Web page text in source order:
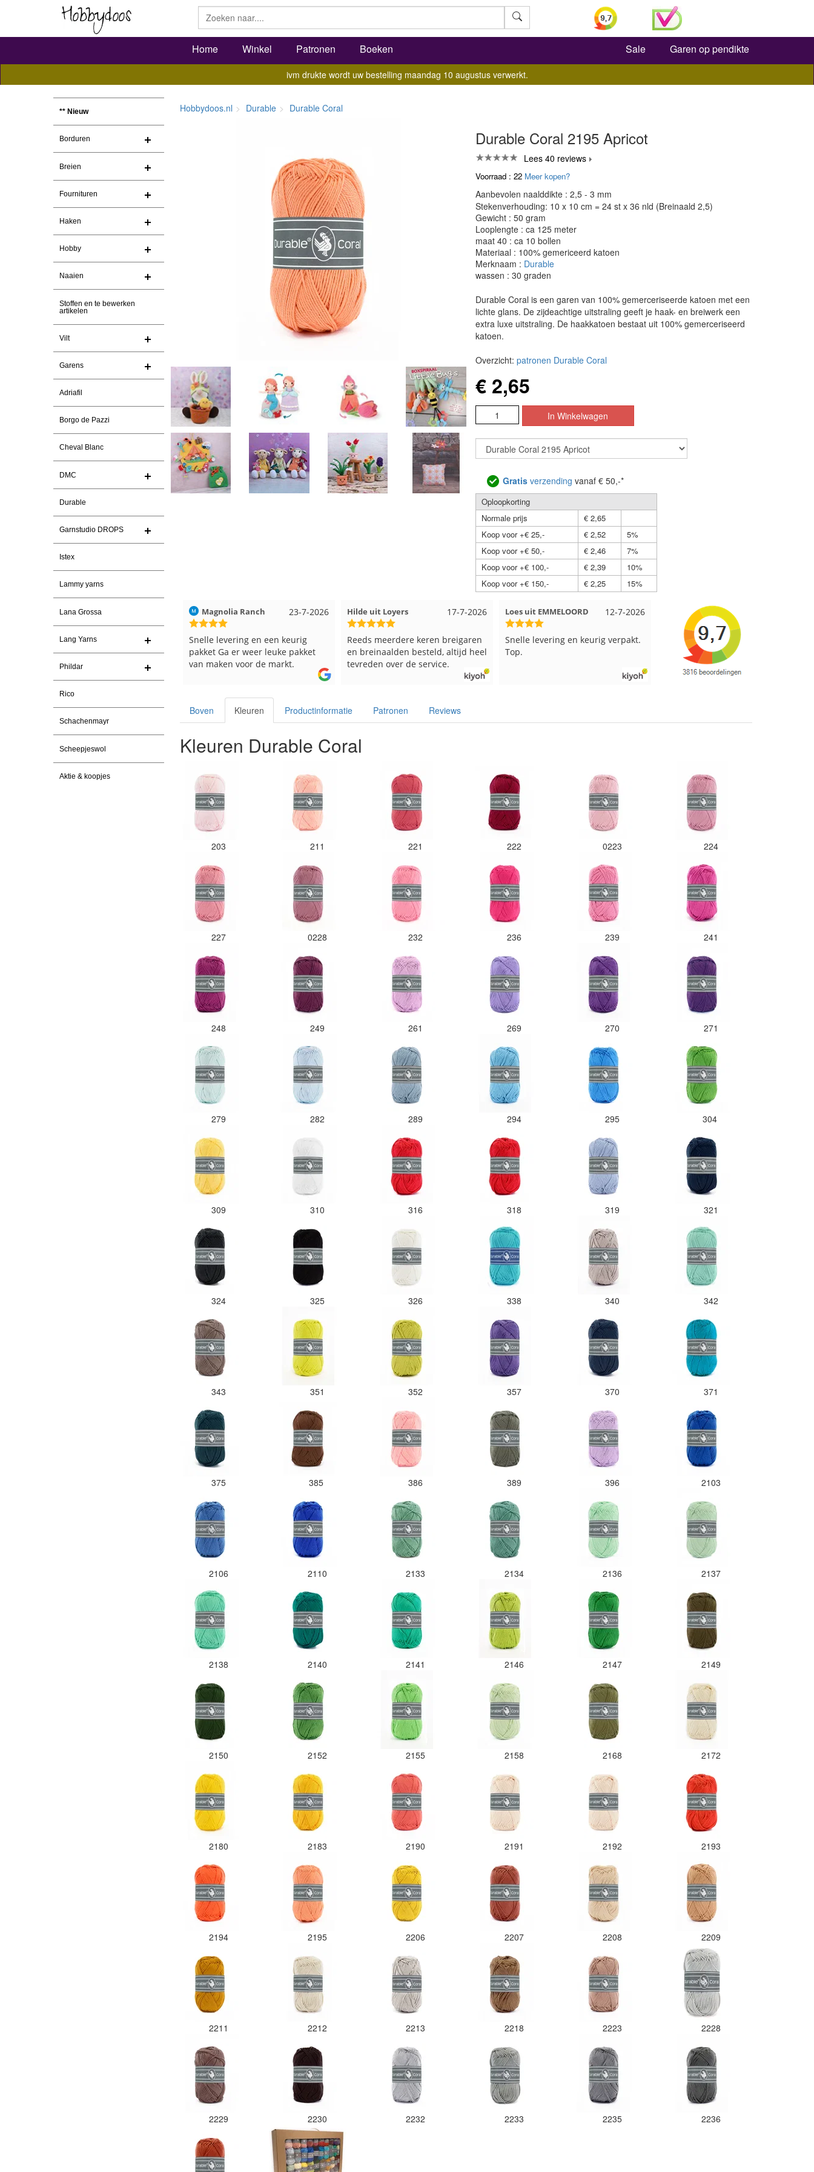
Zoeken
Home Winkel Patronen Boeken Sale Garen op pendikte
ivm drukte wordt uw bestelling maandag 10 augustus verwerkt.
** Nieuw
Borduren
Breien
Fournituren
Haken
Hobby
Naaien
Stoffen en te bewerken
artikelen
Vilt
Garens
Adriafil
Borgo de Pazzi
Cheval Blanc
DMC
Durable
Garnstudio DROPS
Istex
Lammy yarns
Lana Grossa
Lang Yarns
Phildar
Rico
Schachenmayr
Scheepjeswol
Aktie & koopjes
Hobbydoos.nl Durable Durable Coral
Durable Coral 2195 Apricot
Lees 40 reviews
Voorraad : 22 Meer kopen?
Aanbevolen naalddikte : 2,5 - 3 mm
Stekenverhouding: 10 x 10 cm = 24 st x 36 nld (Breinaald 2,5)
Gewicht : 50 gram
Looplengte : ca 125 meter
maat 40 : ca 10 bollen
Materiaal : 100% gemericeerd katoen
Merknaam : Durable
wassen : 30 graden
Durable Coral is een garen van 100% gemerceriseerde katoen met een
lichte glans. De zijdeachtige uitstraling geeft je haak- en breiwerk een
extra luxe uitstraling. De haakkatoen bestaat uit 100% gemerceriseerd
katoen.
Overzicht: patronen Durable Coral
€ 2,65
Gratisverzending vanaf € 50,-*
Oploopkorting
Normale prijs
€ 2,65
Koop voor +€ 25,-
€ 2,52
5%
Koop voor +€ 50,-
€ 2,46
7%
Koop voor +€ 100,-
€ 2,39
10%
Koop voor +€ 150,-
€ 2,25 15%
Christel Vanderlinden
Snelle levering. En prima garen
23-7-2026
Magnolia Ranch
Snelle levering en een keurig
pakket Ga er weer leuke pakket
van maken voor de markt.
17-7-2026
Hilde uit Loyers
Reeds meerdere keren breigaren
en breinaalden besteld, altijd heel
tevreden over de service.
12-7-2026
Loes uit EMMELOORD
Snelle levering en keurig verpakt.
Top.
Nell uit Beuningen
Goed verpakt en snelgeleverd
Boven Kleuren Productinformatie Patronen Reviews
Kleuren Durable Coral
203 211 221 222 0223 224
227 0228 232 236 239 241
248 249 261 269 270 271
279 282 289 294 295 304
309 310 316 318 319 321
324 325 326 338 340 342
343 351 352 357 370 371
375 385 386 389 396 2103
2106 2110 2133 2134 2136 2137
2138 2140 2141 2146 2147 2149
2150 2152 2155 2158 2168 2172
2180 2183 2190 2191 2192 2193
2194 2195 2206 2207 2208 2209
2211 2212 2213 2218 2223 2228
2229 2230 2232 2233 2235 2236